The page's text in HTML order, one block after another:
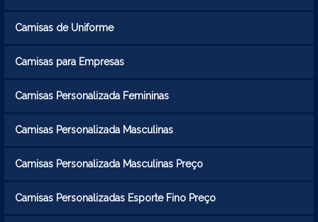
Camisas de Uniforme
Camisas para Empresas
Camisas Personalizada Femininas
Camisas Personalizada Masculinas
Camisas Personalizada Masculinas Preço
Camisas Personalizadas Esporte Fino Preço